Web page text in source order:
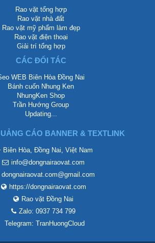
Rao vặt tổng hợp
Rao vặt nhà đất
Rao vặt mỹ phẩm làm đẹp
Rao vặt điện thoại
Giải trí tổng hợp
CÁC ĐỐI TÁC
WEB Biên Hòa Đồng Nai
Bánh cuốn Nhung Ken
NhungKen Shop
Trần Hướng Group
Updating...
CÁO BANNER & TEXTLINK
Biên Hòa, Đồng Nai, Việt Nam
info@dongnairaovat.com
dongnairaovat.com@gmail.com
https://dongnairaovat.com
Rao vặt Đồng Nai
Zalo: 0937 734 799
Telegram: TranHuongCloud